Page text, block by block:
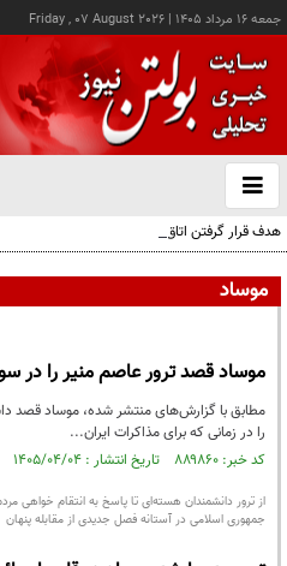
جمعه ۱۶ مرداد ۱۴۰۵ |
Friday , 07 August 2026
باز
و
هدف قرار گرفتن اتاق‌ فرماندهی مزدوران عربستان
موساد
موساد قصد ترور عاصم منیر را
مطابق با گزارش‌های منتشر شده، موساد قصد
را در زمانی که برای مذاکرات ایران...
کد خبر: ۸۸۹۸۶۰ تاریخ انتشار : ۱۴۰۵/۰۴/۰۴
از ترور دانشمندان هسته‌ای تا پاسخ به انتقام خواهی
جمهوری اسلامی در آستانه فصل جدیدی از مقابله پنهان